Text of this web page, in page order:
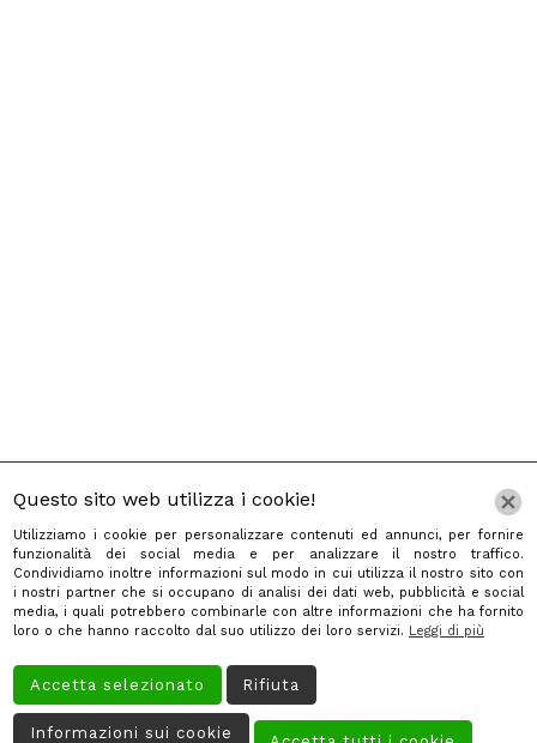
Home
Chi Siamo
Servizi
Galleria
Questo sito web utilizza i cookie!
Utilizziamo i cookie per personalizzare contenuti ed annunci, per fornire
funzionalità dei social media e per analizzare il nostro traffico.
Condividiamo inoltre informazioni sul modo in cui utilizza il nostro sito con
i nostri partner che si occupano di analisi dei dati web, pubblicità e social
media, i quali potrebbero combinarle con altre informazioni che ha fornito
loro o che hanno raccolto dal suo utilizzo dei loro servizi. Leggi di più
Accetta selezionato Rifiuta
Informazioni sui cookie